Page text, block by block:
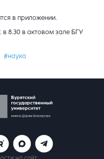
в приложении.
в 8.30 в актовом зале БГУ
#наука